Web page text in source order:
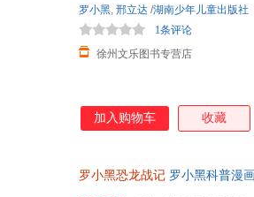
徐州文乐图书专营店
1条评论
罗小黑, 邢立达 /湖南少年儿童出版社
加入购物车 收藏
罗小黑恐龙战记 罗小黑科普漫